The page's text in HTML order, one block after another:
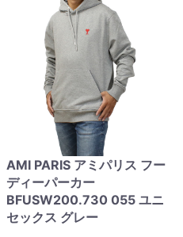
AMI PARIS アミパリス フー
ディーパーカー
BFUSW200.730 055 ユニ
セックス グレー